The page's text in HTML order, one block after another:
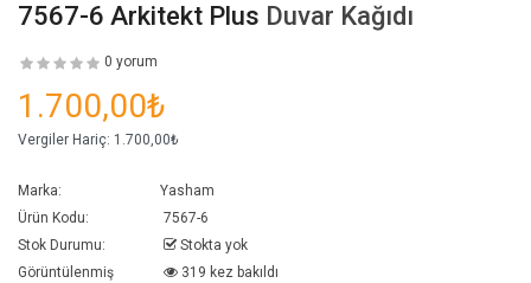
7567-6 Arkitekt Plus Duvar Kağıdı
0 yorum
1.700,00₺
Vergiler Hariç: 1.700,00₺
Marka:
Yasham
Ürün Kodu:
7567-6
Stok Durumu:
Stokta yok
Görüntülenmiş
319 kez bakıldı